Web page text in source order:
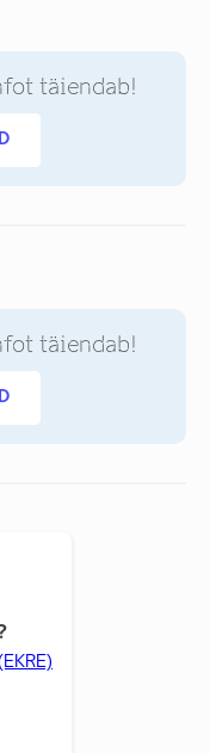
täiendab!
täiendab!